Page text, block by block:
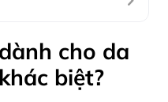
cho da
biệt?